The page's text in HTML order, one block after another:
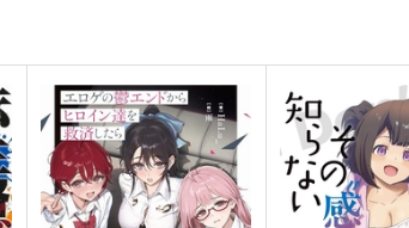
サンプル カート サンプル
二次元キャラクターとの結婚
式のしかた 第11版
日本航空チケッ
線編